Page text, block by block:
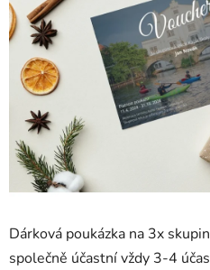
Dárková poukázka na 3x
společně účastní vždy 3-4
z
5
hvězdiček.